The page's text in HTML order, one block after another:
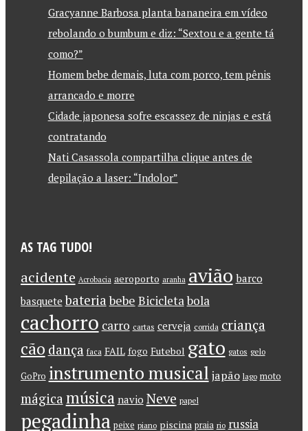
Gracyanne Barbosa planta bananeira em vídeo
rebolando o bumbum e diz: “Sextou e a gente tá
como?”
Homem bebe demais, luta com porco, tem pênis
arrancado e morre
Cidade japonesa sofre escassez de ninjas e está
contratando
Nati Casassola compartilha clique antes de
depilação a laser: “Indolor”
AS TAG TUDO!
acidente Acrobacia aeroporto aranha avião barco
basquete bateriabebe Bicicletabola
cachorro carro cartas cerveja corrida criança
cão dança faca FAIL fogo Futebol gato gatos gelo
GoPro instrumento musical japão lago moto
mágica música navio Neve papel
pegadinha peixe piano piscina praia rio russia